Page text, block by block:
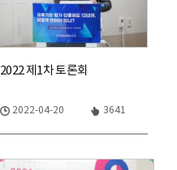
2022 제1차 토론회
2022-04-20 3641